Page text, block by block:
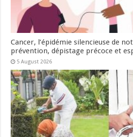
Cancer, l’épidémie silencieuse de
prévention, dépistage précoce et
5 August 2026